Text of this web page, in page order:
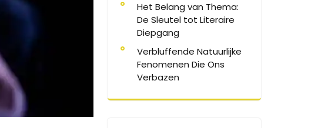
Het Belang van Thema:
De Sleutel tot Literaire
Diepgang
Verbluffende Natuurlijke
Fenomenen Die Ons
Verbazen